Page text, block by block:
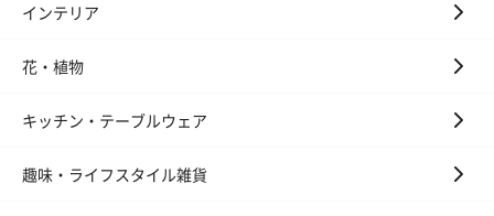
キャンドル・お香
キャンドル・お香を同梱してお届けいたします。
インテリア
花・植物
キッチン・テーブルウェア
趣味・ライフスタイル雑貨